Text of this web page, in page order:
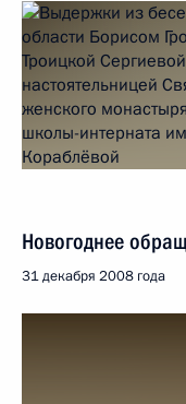
Новогоднее
31 декабря 2008 года